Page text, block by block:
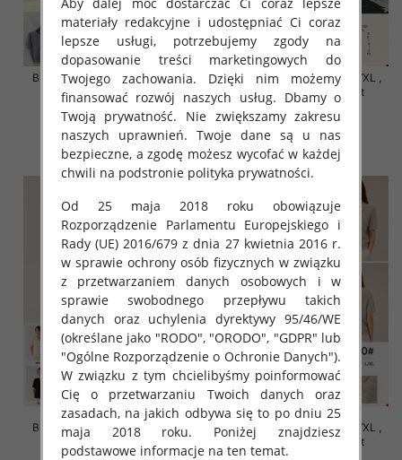
Bluzki damskie Roz S/M-L/XL ,
Mix Kolor Paczka 10 szt
42.00 zł
szczegóły
Bluzki damskie Roz S/M-L/XL ,
Mix Kolor Paczka 10 szt
42.00 zł
szczegóły
Bluzki damskie Roz S/M-L/XL ,
Mix Kolor Paczka 10 szt
Bluzki damskie Roz S/M-L/XL ,
Mix Kolor Paczka 10 szt
materiały redakcyjne i udostępniać Ci coraz
lepsze usługi, potrzebujemy zgody na
dopasowanie treści marketingowych do
Twojego zachowania. Dzięki nim możemy
finansować rozwój naszych usług. Dbamy o
Twoją prywatność. Nie zwiększamy zakresu
naszych uprawnień. Twoje dane są u nas
bezpieczne, a zgodę możesz wycofać w każdej
chwili na podstronie polityka prywatności.
Od 25 maja 2018 roku obowiązuje
Rozporządzenie Parlamentu Europejskiego i
Rady (UE) 2016/679 z dnia 27 kwietnia 2016 r.
w sprawie ochrony osób fizycznych w związku
z przetwarzaniem danych osobowych i w
sprawie swobodnego przepływu takich
danych oraz uchylenia dyrektywy 95/46/WE
(określane jako "RODO", "ORODO", "GDPR" lub
"Ogólne Rozporządzenie o Ochronie Danych").
W związku z tym chcielibyśmy poinformować
Cię o przetwarzaniu Twoich danych oraz
zasadach, na jakich odbywa się to po dniu 25
maja 2018 roku. Poniżej znajdziesz
podstawowe informacje na ten temat.